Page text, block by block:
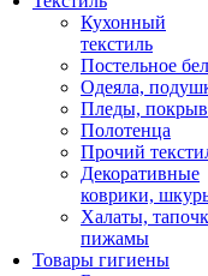
Кухонный
текстиль
Постельное
Одеяла,
Пледы,
Полотенца
Прочий
Декоративные
коврики,
Халаты,
пижамы
Товары гигиены